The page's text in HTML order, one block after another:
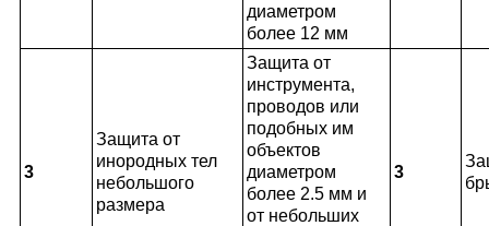
диаметром
более 12 мм
3
Защита от
инородных тел
небольшого
размера
Защита от
инструмента,
проводов или
подобных им
объектов
диаметром
более 2.5 мм и
от небольших
3